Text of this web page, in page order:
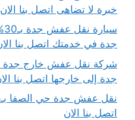
خبرة لا تضاهى اتصل بنا الان
جدة في خدمتك اتصل بنا
جدة إلى خارجها اتصل بنا
اتصل بنا الان